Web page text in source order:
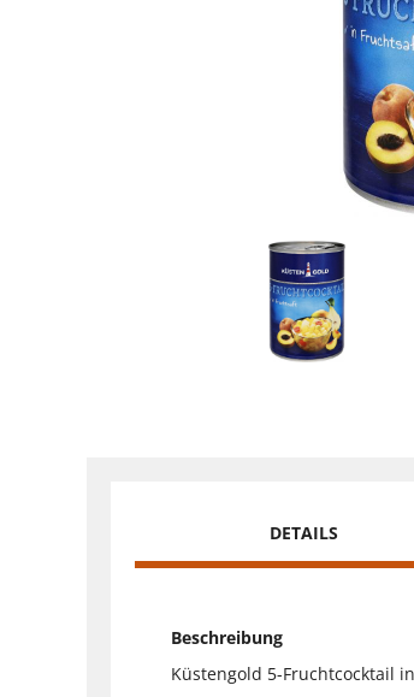
DETAILS
Beschreibung
Küstengold 5-Fruchtcocktail